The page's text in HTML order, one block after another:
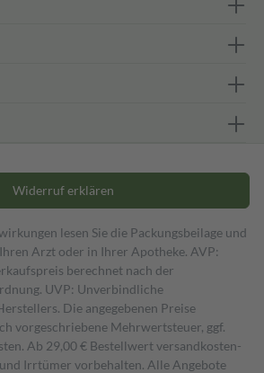
Widerruf erklären
lesen Sie die Packungsbeilage und
Arzt oder in Ihrer Apotheke. AVP:
berechnet nach der
UVP: Unverbindliche
Die angegebenen Preise
vorgeschriebene Mehrwertsteuer, ggf.
Ab 29,00 € Bestell­wert versand­kosten­
Irrtümer vorbehalten. Alle Angebote